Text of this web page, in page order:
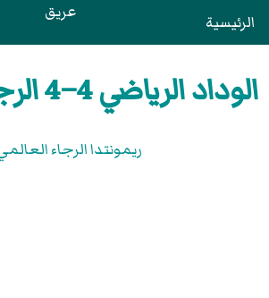
الرئيسية عريق
الوداد الرياضي 4–4 الرجاء الرياضي
ريمونتدا الرجاء